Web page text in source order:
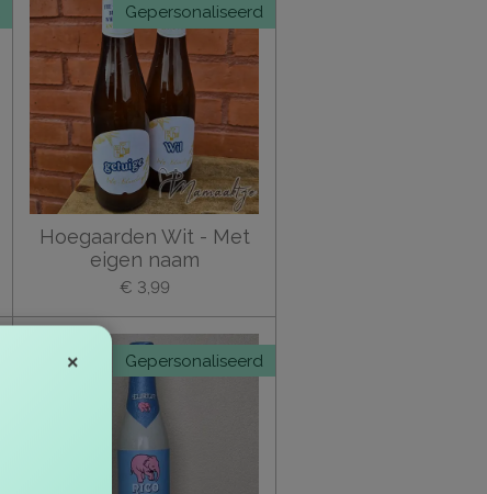
×
Gepersonaliseerd
Hoegaarden Wit - Met
eigen naam
€ 3,99
Gepersonaliseerd